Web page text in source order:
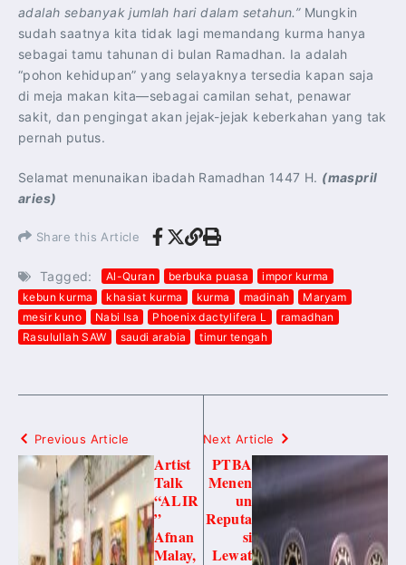
adalah sebanyak jumlah hari dalam setahun.”Mungkin
sudah saatnya kita tidak lagi memandang kurma hanya
sebagai tamu tahunan di bulan Ramadhan. Ia adalah
“pohon kehidupan” yang selayaknya tersedia kapan saja
di meja makan kita—sebagai camilan sehat, penawar
sakit, dan pengingat akan jejak-jejak keberkahan yang tak
pernah putus.
Selamat menunaikan ibadah Ramadhan 1447 H. (maspril
aries)
Share this Article
Tagged: Al-Quran berbuka puasa
impor kurma
kebun kurma
khasiat kurma kurma madinah
Maryam
mesir kuno
Nabi Isa Phoenix dactylifera L
ramadhan
Rasulullah SAW
saudi arabia timur tengah
Previous Article
Artist
Talk
“ALIR
”
Afnan
Malay,
Next Article
PTBA
Menen
un
Reputa
si
Lewat